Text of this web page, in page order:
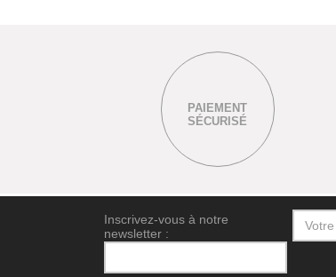
PAIEMENT
SÉCURISÉ
Inscrivez-vous à notre
newsletter :